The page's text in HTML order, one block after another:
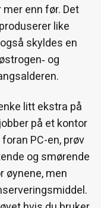
enn før. Det
like
skyldes en
og
litt ekstra på
på et kontor
PC-en, prøv
og smørende
øynene, men